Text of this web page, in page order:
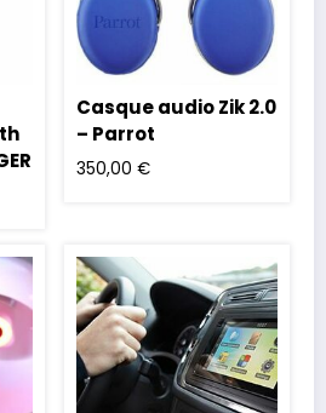
Casque audio Zik 2.0
– Parrot
350,00 €